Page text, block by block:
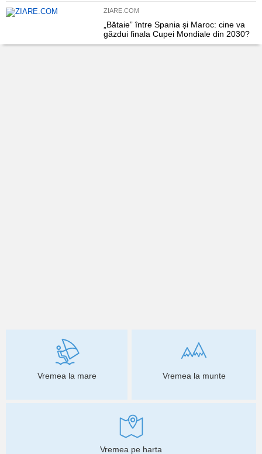
ZIARE.COM
„Bătaie” între Spania și Maroc: cine va
găzdui finala Cupei Mondiale din 2030?
Vremea la mare Vremea la munte
Vremea pe harta